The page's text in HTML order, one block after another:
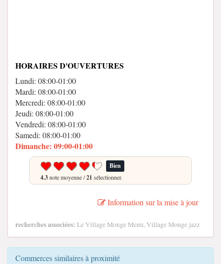
HORAIRES D'OUVERTURES
Lundi: 08:00-01:00
Mardi: 08:00-01:00
Mercredi: 08:00-01:00
Jeudi: 08:00-01:00
Vendredi: 08:00-01:00
Samedi: 08:00-01:00
Dimanche: 09:00-01:00
Bien
4.3note moyenne /21 sélectionner.
Information sur la mise à jour
recherches associées: Le Village Monge Menu, Village Monge jazz
Commerces similaires à proximité